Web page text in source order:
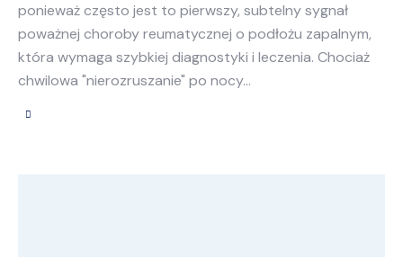
ponieważ często jest to pierwszy, subtelny sygnał
poważnej choroby reumatycznej o podłożu zapalnym,
która wymaga szybkiej diagnostyki i leczenia. Chociaż
chwilowa "nierozruszanie" po nocy…